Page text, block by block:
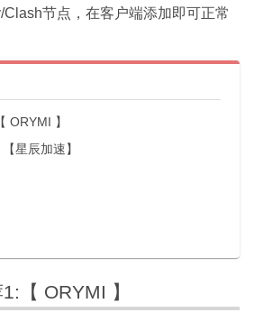
节点，在客户端添加即可正常
ORYMI 】
星辰加速】
【 ORYMI 】